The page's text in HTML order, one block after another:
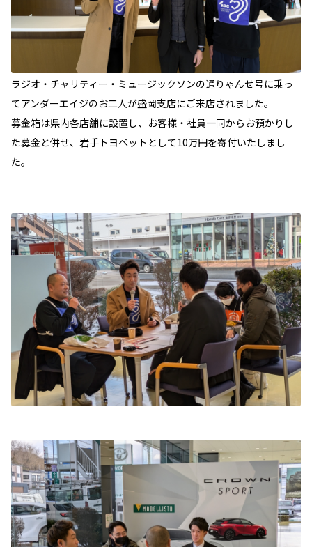
ラジオ・チャリティー・ミュージックソンの通りゃんせ号に乗っ
てアンダーエイジのお二人が盛岡支店にご来店されました。
募金箱は県内各店舗に設置し、お客様・社員一同からお預かりし
た募金と併せ、岩手トヨペットとして10万円を寄付いたしまし
た。